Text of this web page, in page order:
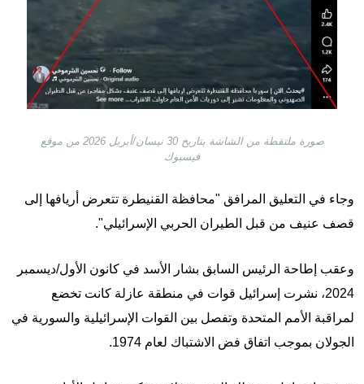
صورة ملتقطة من الشاشة بتاريخ 30 نيسان/أبريل 2026 من موقع
فيسبوك
وجاء في التعليق المرافق "محافظة القنيطرة تتعرض أريافها إلى
قصف عنيف من قبل الطيران الحربي الإسرائيلي".
وعقب إطاحة الرئيس السابق بشار الأسد في كانون الأول/ديسمبر
2024، نشرت إسرائيل قوات في منطقة عازلة كانت تخضع
لمراقبة الأمم المتحدة وتفصل بين القوات الإسرائيلية والسورية في
الجولان بموجب اتفاق فض الاشتباك لعام 1974.